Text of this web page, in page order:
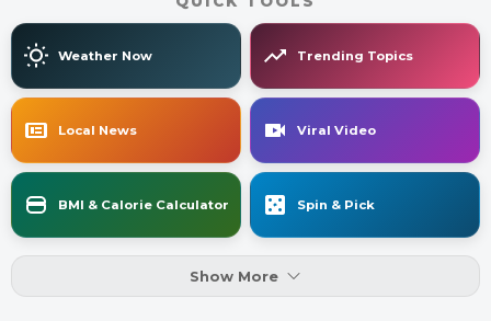
Weather Now Trending Topics
Local News Viral Video
BMI & Calorie Calculator Spin & Pick
Show More